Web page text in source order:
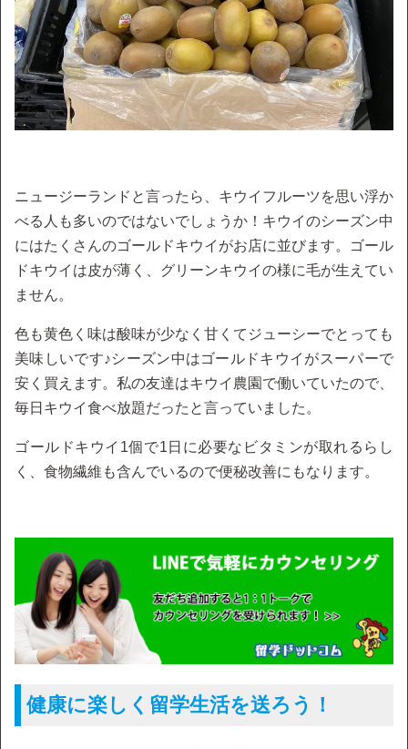
ニュージーランドと言ったら、キウイフルーツを思い浮か
べる人も多いのではないでしょうか！キウイのシーズン中
にはたくさんのゴールドキウイがお店に並びます。ゴール
ドキウイは皮が薄く、グリーンキウイの様に毛が生えてい
ません。
色も黄色く味は酸味が少なく甘くてジューシーでとっても
美味しいです♪シーズン中はゴールドキウイがスーパーで
安く買えます。私の友達はキウイ農園で働いていたので、
毎日キウイ食べ放題だったと言っていました。
ゴールドキウイ1個で1日に必要なビタミンが取れるらし
く、食物繊維も含んでいるので便秘改善にもなります。
健康に楽しく留学生活を送ろう！